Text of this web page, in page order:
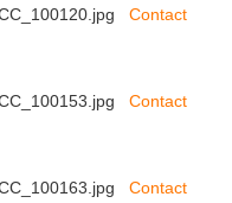
Contact
Contact
Contact